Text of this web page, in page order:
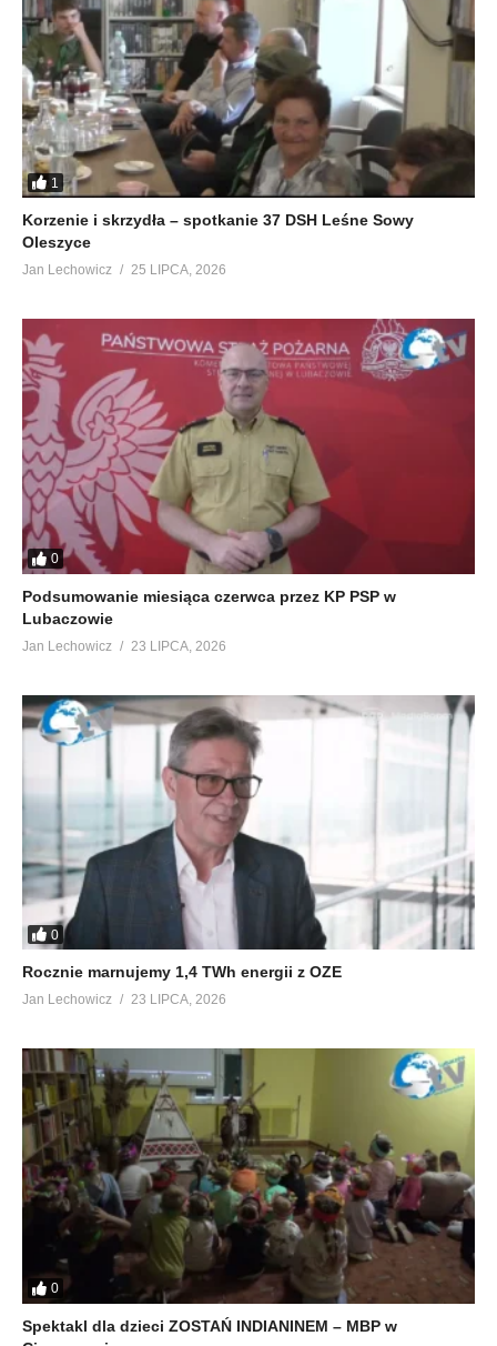
1
Korzenie i skrzydła – spotkanie 37 DSH Leśne Sowy
Oleszyce
Jan Lechowicz 25 LIPCA, 2026
0
Podsumowanie miesiąca czerwca przez KP PSP w
Lubaczowie
Jan Lechowicz 23 LIPCA, 2026
0
Rocznie marnujemy 1,4 TWh energii z OZE
Jan Lechowicz 23 LIPCA, 2026
0
Spektakl dla dzieci ZOSTAŃ INDIANINEM – MBP w